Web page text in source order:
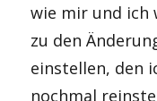
wie mir und ich
zu den
einstellen, den
nochmal